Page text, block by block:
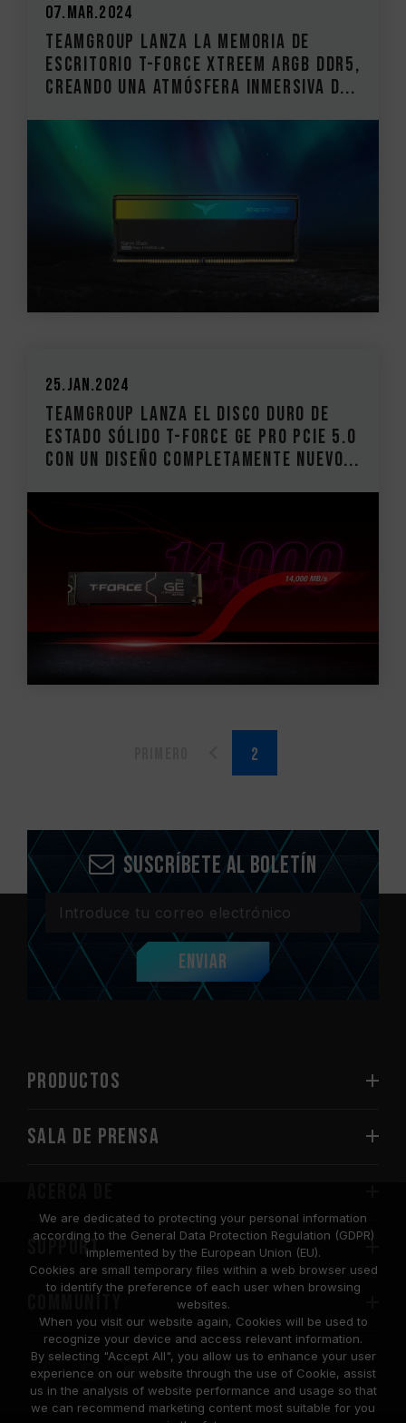
07.Mar.2024
TEAMGROUP lanza la memoria de
escritorio T-FORCE XTREEM ARGB DDR5,
creando una atmósfera inmersiva d...
25.Jan.2024
TeamGROUP lanza el disco duro de
estado sólido T-FORCE GE PRO PCIe 5.0
Con un diseño completamente nuevo...
Suscríbete al boletín
Enviar
PRODUCTOS
Sala de prensa
SUPPORT
COMMUNITY
We are dedicated to protecting your personal information
according to the General Data Protection Regulation (GDPR)
implemented by the European Union (EU).
Cookies are small temporary files within a web browser used
to identify the preference of each user when browsing
websites.
When you visit our website again, Cookies will be used to
recognize your device and access relevant information.
By selecting "Accept All", you allow us to enhance your user
experience on our website through the use of Cookie, assist
us in the analysis of website performance and usage so that
we can recommend marketing content most suitable for you